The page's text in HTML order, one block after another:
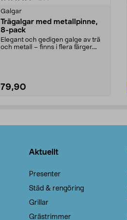
Galgar
Trägalgar med metallpinne,
8-pack
Elegant och gedigen galge av trä
och metall – finns i flera färger.
79,90
Aktuellt
Presenter
Städ & rengöring
Grillar
Grästrimmer